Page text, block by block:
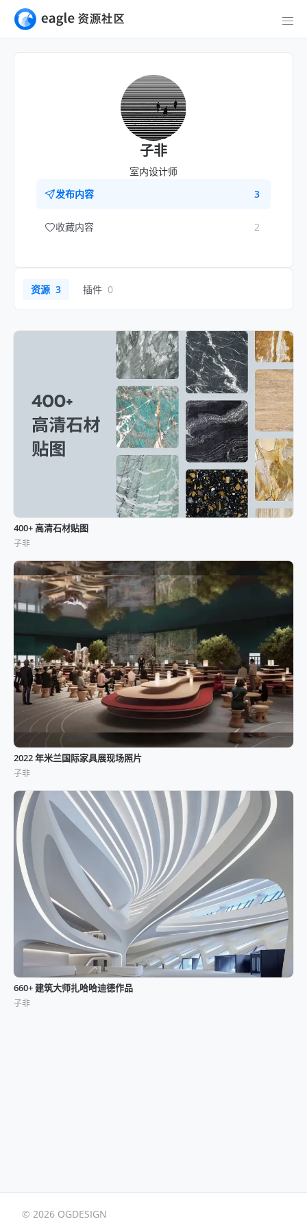
子非
室内设计师
发布内容
3
收藏内容 2
资源 3 插件 0
400+ 高清石材贴图
子非
2022 年米兰国际家具展现场照片
子非
660+ 建筑大师扎哈哈迪德作品
子非
© 2026 OGDESIGN